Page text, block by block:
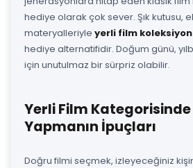
hediye olarak çok sever. Şık kutusu,
materyalleriyle yerli film
hediye alternatifidir. Doğum günü,
için unutulmaz bir sürpriz olabilir.
Yerli Film
Yapmanın İpuçları
Doğru filmi seçmek, izleyeceğiniz